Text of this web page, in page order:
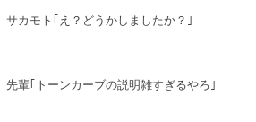
サカモト｢え？どうかしましたか？｣
先輩｢トーンカーブの説明雑すぎるやろ｣